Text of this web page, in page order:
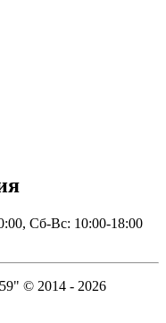
Сб-Вс: 10:00-18:00
© 2014 - 2026